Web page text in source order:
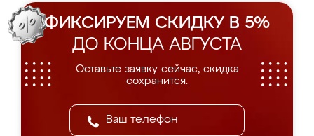
ФИКСИРУЕМ СКИДКУ В 5%
ДО КОНЦА АВГУСТА
Оставьте заявку сейчас, скидка
сохранится.